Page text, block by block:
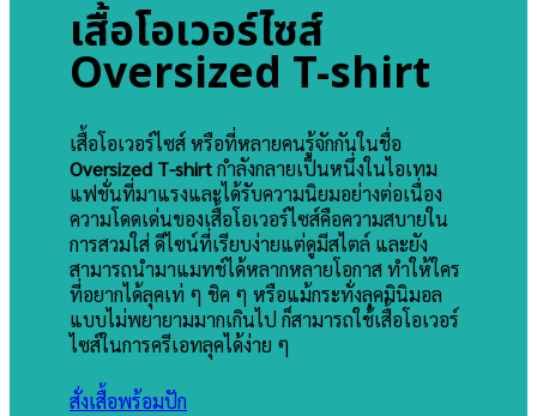
เสื้อโอเวอร์ไซส์
Oversized T-shirt
เสื้อโอเวอร์ไซส์ หรือที่หลายคนรู้จักกันในชื่อ
Oversized T-shirtกำลังกลายเป็นหนึ่งในไอเทม
แฟชั่นที่มาแรงและได้รับความนิยมอย่างต่อเนื่อง
ความโดดเด่นของเสื้อโอเวอร์ไซส์คือความสบายใน
การสวมใส่ ดีไซน์ที่เรียบง่ายแต่ดูมีสไตล์ และยัง
สามารถนำมาแมทช์ได้หลากหลายโอกาส ทำให้ใคร
ที่อยากได้ลุคเท่ ๆ ชิค ๆ หรือแม้กระทั่งลุคมินิมอล
แบบไม่พยายามมากเกินไป ก็สามารถใช้เสื้อโอเวอร์
ไซส์ในการครีเอทลุคได้ง่าย ๆ
สั่งเสื้อพร้อมปัก